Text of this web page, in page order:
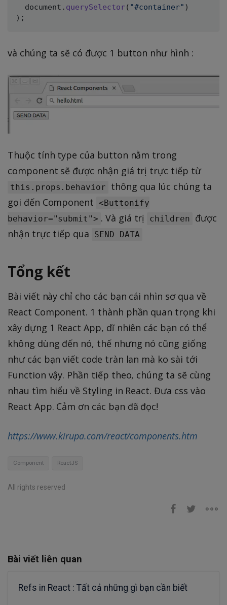
  document
. querySelector( "#container" )
) ;
và chúng ta sẽ có được 1 button như hình :
Thuộc tính type của button nằm trong
component sẽ được nhận giá trị trực tiếp từ
this.props.behavior
thông qua lúc chúng ta
gọi đến Component <Buttonify
behavior="submit"> . Và giá trị children
được
nhận trực tiếp qua
SEND DATA
Tổng kết
Bài viết này chỉ cho các bạn cái nhìn sơ qua về
React Component. 1 thành phần quan trọng khi
xây dựng 1 React App, dĩ nhiên các bạn có thể
không dùng đến nó, thế nhưng nó cũng giống
như các bạn viết code tràn lan mà ko sài tới
Function vậy. Phần tiếp theo, chúng ta sẽ cùng
nhau tìm hiểu về Styling in React. Đưa css vào
React App. Cảm ơn các bạn đã đọc!
https://www.kirupa.com/react/components.htm
Component ReactJS
All rights reserved
Bài viết liên quan
Refs in React : Tất cả những gì bạn cần biết